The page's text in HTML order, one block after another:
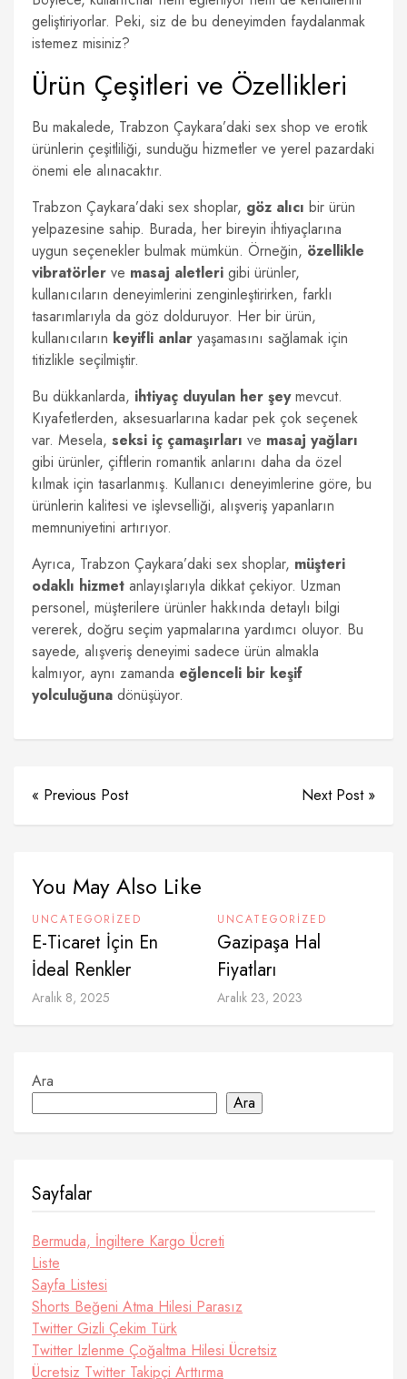
geliştiriyorlar. Peki, siz de bu deneyimden faydalanmak
istemez misiniz?
Ürün Çeşitleri ve Özellikleri
Bu makalede, Trabzon Çaykara’daki sex shop ve erotik
ürünlerin çeşitliliği, sunduğu hizmetler ve yerel pazardaki
önemi ele alınacaktır.
Trabzon Çaykara’daki sex shoplar, göz alıcı bir ürün
yelpazesine sahip. Burada, her bireyin ihtiyaçlarına
uygun seçenekler bulmak mümkün. Örneğin, özellikle
vibratörler ve masaj aletleri gibi ürünler,
kullanıcıların deneyimlerini zenginleştirirken, farklı
tasarımlarıyla da göz dolduruyor. Her bir ürün,
kullanıcıların keyifli anlar yaşamasını sağlamak için
titizlikle seçilmiştir.
Bu dükkanlarda, ihtiyaç duyulan her şeymevcut.
Kıyafetlerden, aksesuarlarına kadar pek çok seçenek
var. Mesela, seksi iç çamaşırları ve masaj yağları
gibi ürünler, çiftlerin romantik anlarını daha da özel
kılmak için tasarlanmış. Kullanıcı deneyimlerine göre, bu
ürünlerin kalitesi ve işlevselliği, alışveriş yapanların
memnuniyetini artırıyor.
Ayrıca, Trabzon Çaykara’daki sex shoplar, müşteri
odaklı hizmet anlayışlarıyla dikkat çekiyor. Uzman
personel, müşterilere ürünler hakkında detaylı bilgi
vererek, doğru seçim yapmalarına yardımcı oluyor. Bu
sayede, alışveriş deneyimi sadece ürün almakla
kalmıyor, aynı zamanda eğlenceli bir keşif
yolculuğuna dönüşüyor.
« Previous Post Next Post »
You May Also Like
UNCATEGORIZED
E-Ticaret İçin En
İdeal Renkler
Aralık 8, 2025
UNCATEGORIZED
Gazipaşa Hal
Fiyatları
Aralık 23, 2023
Ara
Ara
Sayfalar
Bermuda, İngiltere Kargo Ücreti
Liste
Sayfa Listesi
Shorts Beğeni Atma Hilesi Parasız
Twitter Gizli Çekim Türk
Twitter Izlenme Çoğaltma Hilesi Ücretsiz
Ücretsiz Twitter Takipçi Arttırma